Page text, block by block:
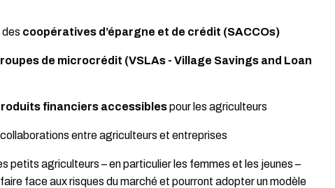
coopératives d’épargne et de crédit (SACCOs)
de microcrédit (VSLAs - Village Savings and Loan
financiers accessiblespour les agriculteurs
entre agriculteurs et entreprises
petits agriculteurs – en particulier les femmes et les jeunes –
face aux risques du marché et pourront adopter un modèle